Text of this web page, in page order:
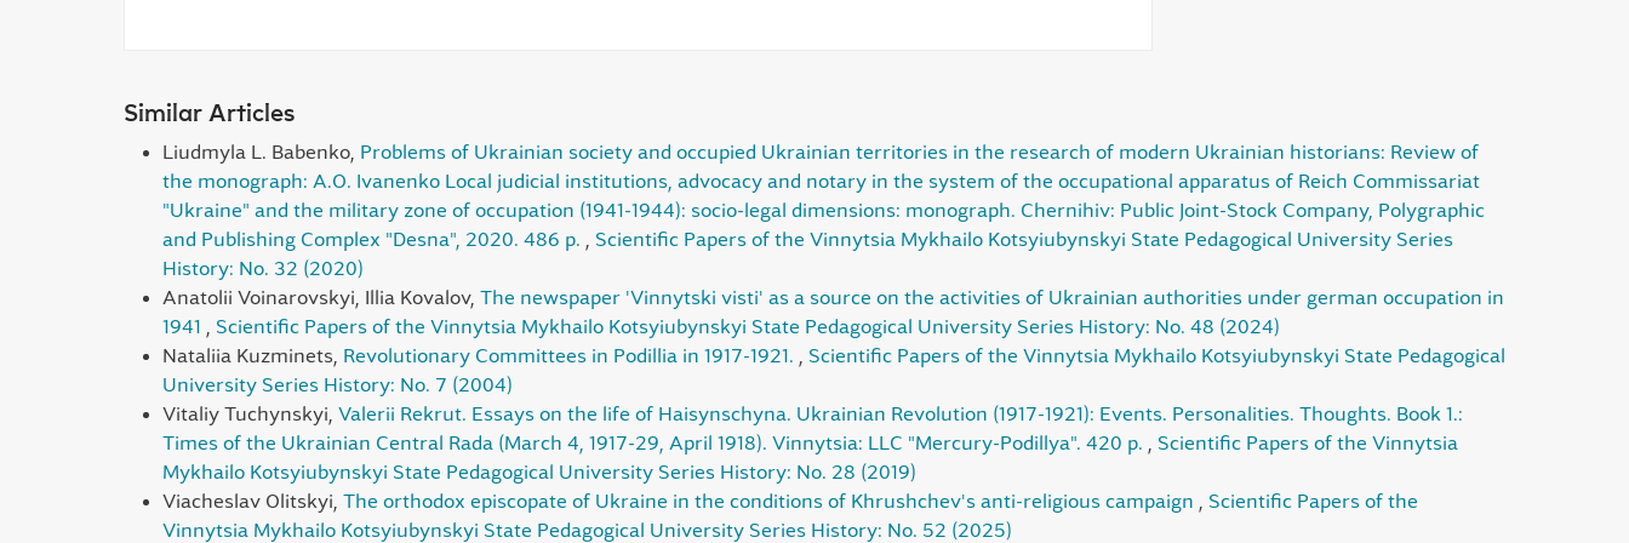
Similar Articles
Liudmyla L. Babenko, Problems of Ukrainian society and occupied Ukrainian territories in the research of modern Ukrainian historians: Review of
the monograph: A.O. Ivanenko Local judicial institutions, advocacy and notary in the system of the occupational apparatus of Reich Commissariat
"Ukraine" and the military zone of occupation (1941-1944): socio-legal dimensions: monograph. Chernihiv: Public Joint-Stock Company, Polygraphic
and Publishing Complex "Desna", 2020. 486 p.
Scientific Papers of the Vinnytsia Mykhailo Kotsyiubynskyi State Pedagogical University Series
History: No. 32 (2020)
Anatolii Voinarovskyi, Illia Kovalov, The newspaper 'Vinnytski visti' as a source on the activities of Ukrainian authorities under german occupation in
1941
Scientific Papers of the Vinnytsia Mykhailo Kotsyiubynskyi State Pedagogical University Series History: No. 48 (2024)
Nataliia Kuzminets, Revolutionary Committees in Podillia in 1917-1921.
Scientific Papers of the Vinnytsia Mykhailo Kotsyiubynskyi State Pedagogical
University Series History: No. 7 (2004)
Vitaliy Tuchynskyi, Valerii Rekrut. Essays on the life of Haisynschyna. Ukrainian Revolution (1917-1921): Events. Personalities. Thoughts. Book 1.:
Times of the Ukrainian Central Rada (March 4, 1917-29, April 1918). Vinnytsia: LLC "Mercury-Podillya". 420 p.
Scientific Papers of the Vinnytsia
Mykhailo Kotsyiubynskyi State Pedagogical University Series History: No. 28 (2019)
Viacheslav Olitskyi, The orthodox episcopate of Ukraine in the conditions of Khrushchev's anti-religious campaign
Scientific Papers of the
Vinnytsia Mykhailo Kotsyiubynskyi State Pedagogical University Series History: No. 52 (2025)